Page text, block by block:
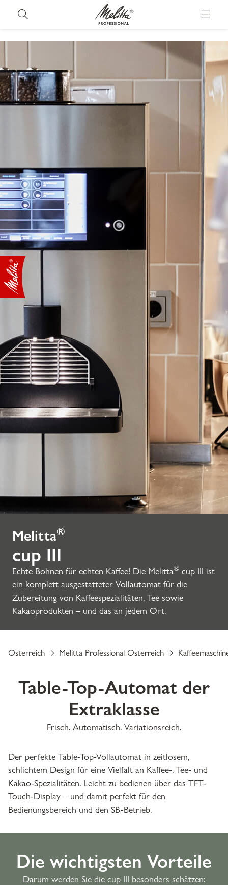
Melitta®
cup III
Echte Bohnen für echten Kaffee! Die Melitta® cup III ist
ein komplett ausgestatteter Vollautomat für die
Zubereitung von Kaffeespezialitäten, Tee sowie
Kakaoprodukten – und das an jedem Ort.
Österreich Melitta Professional Österreich
Table-Top-Automat der
Extraklasse
Frisch. Automatisch. Variationsreich.
Der perfekte Table-Top-Vollautomat in zeitlosem,
schlichtem Design für eine Vielfalt an Kaffee-, Tee- und
Kakao-Spezialitäten. Leicht zu bedienen über das TFT-
Touch-Display– und damit perfekt für den
Bedienungsbereich und den SB-Betrieb.
Die wichtigsten Vorteile
Darum werden Sie die cup III besonders schätzen: